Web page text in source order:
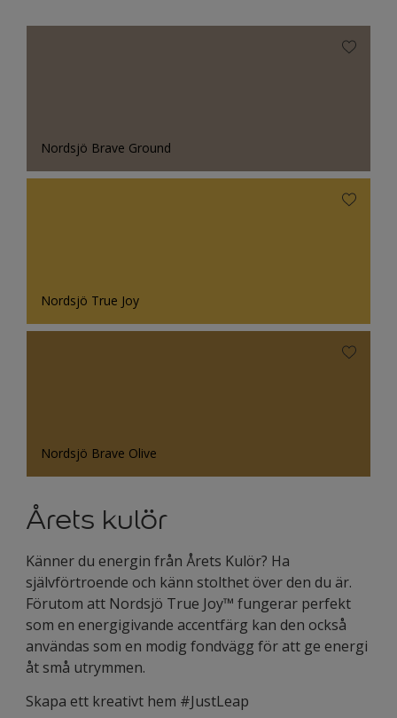
Nordsjö Brave Ground
Nordsjö True Joy
Nordsjö Brave Olive
Årets kulör
Känner du energin från Årets Kulör? Ha
självförtroende och känn stolthet över den du är.
Förutom att Nordsjö True Joy™ fungerar perfekt
som en energigivande accentfärg kan den också
användas som en modig fondvägg för att ge energi
åt små utrymmen.
Skapa ett kreativt hem #JustLeap